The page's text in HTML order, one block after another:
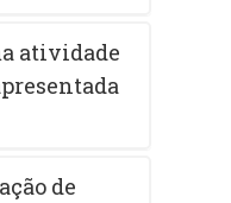
atividade
de